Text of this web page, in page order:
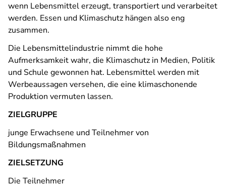
wenn Lebensmittel erzeugt, transportiert und verarbeitet
werden. Essen und Klimaschutz hängen also eng
zusammen.
Die Lebensmittelindustrie nimmt die hohe
Aufmerksamkeit wahr, die Klimaschutz in Medien, Politik
und Schule gewonnen hat. Lebensmittel werden mit
Werbeaussagen versehen, die eine klimaschonende
Produktion vermuten lassen.
ZIELGRUPPE
junge Erwachsene und Teilnehmer von
Bildungsmaßnahmen
ZIELSETZUNG
Die Teilnehmer